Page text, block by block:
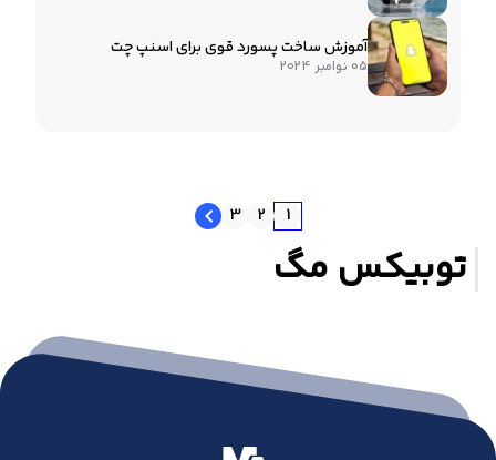
آموزش ساخت پسورد قوی برای اسنپ چت
05 نوامبر 2024
1
2
3
توبیکس مگ